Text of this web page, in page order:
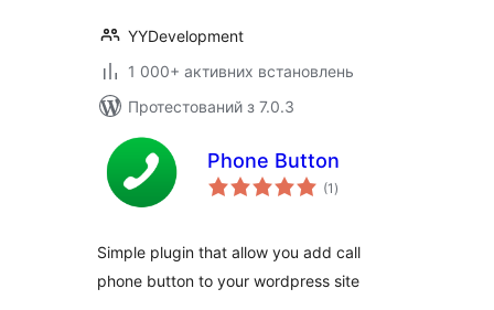
YYDevelopment
1 000+ активних встановлень
Протестований з 7.0.3
Phone Button
(1 загальний
рейтинг
)
Simple plugin that allow you add call
phone button to your wordpress site